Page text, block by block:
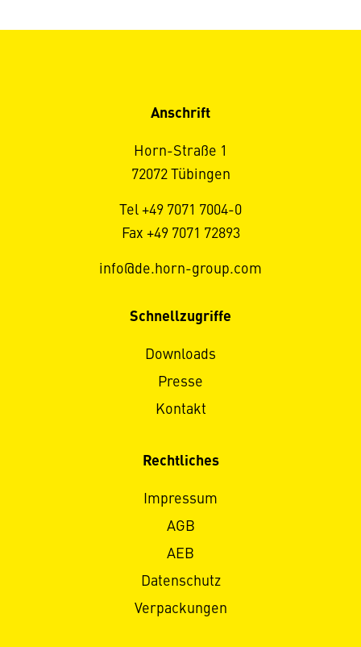
Anschrift
Horn-Straße 1
72072 Tübingen
Tel +49 7071 7004-0
Fax +49 7071 72893
info@de.horn-group.com
Schnellzugriffe
Downloads
Presse
Kontakt
Rechtliches
Impressum
AGB
AEB
Datenschutz
Verpackungen